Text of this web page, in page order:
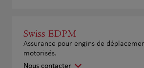
Swiss EDPM
Assurance pour engins de
motorisés.
Nous contacter